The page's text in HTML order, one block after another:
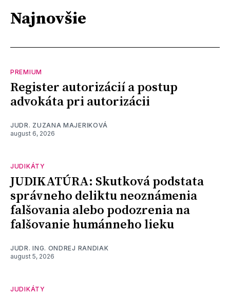
Najnovšie
PREMIUM
Register autorizácií a postup
advokáta pri autorizácii
JUDR. ZUZANA MAJERIKOVÁ
august 6, 2026
JUDIKÁTY
JUDIKATÚRA: Skutková podstata
správneho deliktu neoznámenia
falšovania alebo podozrenia na
falšovanie humánneho lieku
JUDR. ING. ONDREJ RANDIAK
august 5, 2026
JUDIKÁTY